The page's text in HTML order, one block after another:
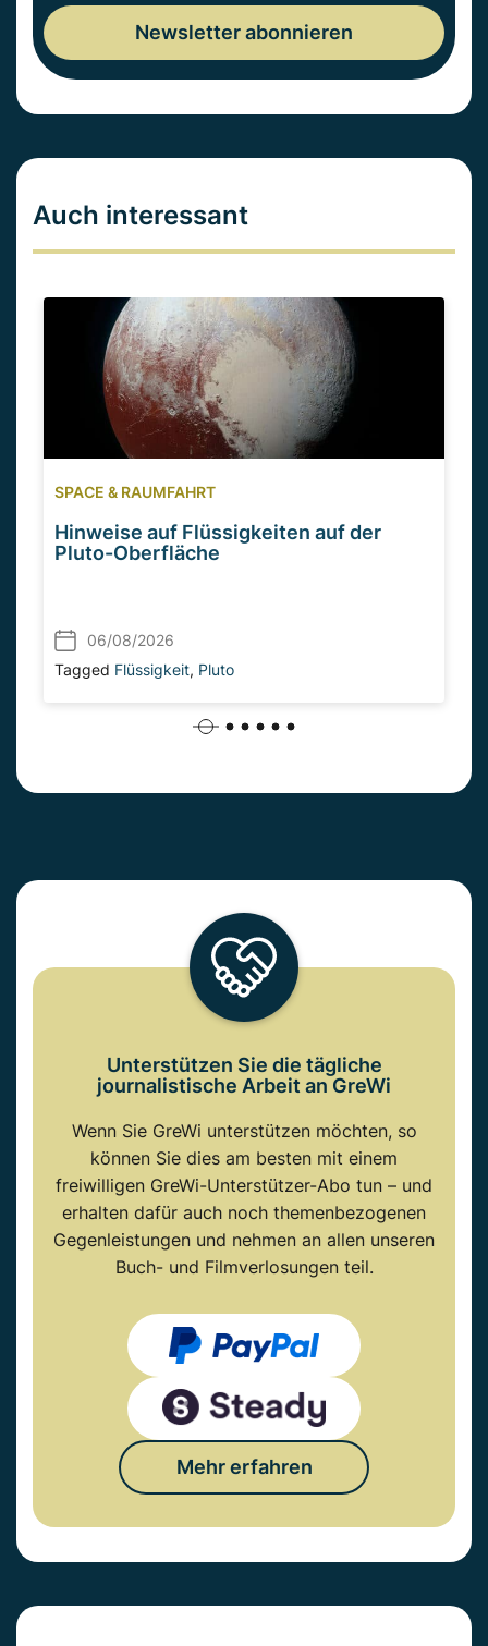
Auch interessant
SPACE & RAUMFAHRT
Hinweise auf Flüssigkeiten auf der
Pluto-Oberfläche
06/08/2026
Tagged Flüssigkeit, Pluto
Unterstützen Sie die tägliche
journalistische Arbeit an GreWi
Wenn Sie GreWi unterstützen möchten, so
können Sie dies am besten mit einem
freiwilligen GreWi-Unterstützer-Abo tun – und
erhalten dafür auch noch themenbezogenen
Gegenleistungen und nehmen an allen unseren
Buch- und Filmverlosungen teil.
Mehr erfahren